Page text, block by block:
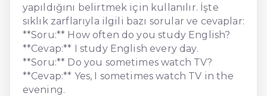
yapıldığını belirtmek için kullanılır. İşte
sıklık zarflarıyla ilgili bazı sorular ve cevaplar:
**Soru:** How often do you study English?
**Cevap:** I study English every day.
**Soru:** Do you sometimes watch TV?
**Cevap:** Yes, I sometimes watch TV in the
evening.